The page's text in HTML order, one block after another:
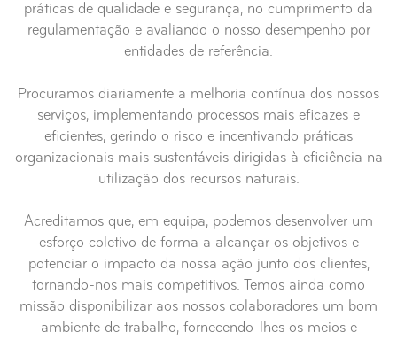
práticas de qualidade e segurança, no cumprimento da
regulamentação e avaliando o nosso desempenho por
entidades de referência.
Procuramos diariamente a melhoria contínua dos nossos
serviços, implementando processos mais eficazes e
eficientes, gerindo o risco e incentivando práticas
organizacionais mais sustentáveis dirigidas à eficiência na
utilização dos recursos naturais.
Acreditamos que, em equipa, podemos desenvolver um
esforço coletivo de forma a alcançar os objetivos e
potenciar o impacto da nossa ação junto dos clientes,
tornando-nos mais competitivos. Temos ainda como
missão disponibilizar aos nossos colaboradores um bom
ambiente de trabalho, fornecendo-lhes os meios e